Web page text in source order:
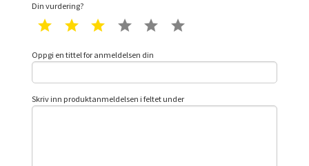
Din vurdering?
1 star 2 star 3 star 4 star 5 star
Oppgi en tittel for anmeldelsen din
Skriv inn produktanmeldelsen i feltet under